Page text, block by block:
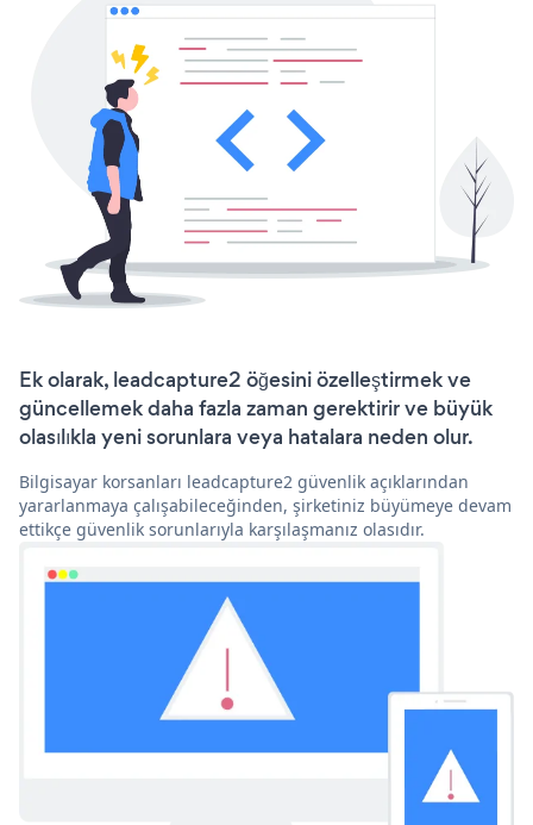
Ek olarak, leadcapture2 öğesini özelleştirmek ve
güncellemek daha fazla zaman gerektirir ve büyük
olasılıkla yeni sorunlara veya hatalara neden olur.
Bilgisayar korsanları leadcapture2 güvenlik açıklarından
yararlanmaya çalışabileceğinden, şirketiniz büyümeye devam
ettikçe güvenlik sorunlarıyla karşılaşmanız olasıdır.